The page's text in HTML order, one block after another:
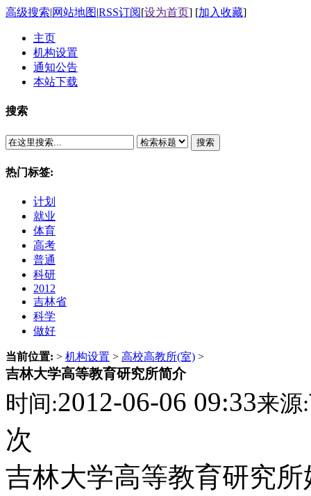
高级搜索|网站地图|RSS订阅[设为首页] [加入收藏]
主页
机构设置
通知公告
本站下载
搜索
搜索
热门标签:
计划
就业
体育
高考
普通
科研
2012
吉林省
科学
做好
当前位置: > 机构设置 > 高校高教所(室) >
吉林大学高等教育研究所简介
时间:2012-06-06 09:33来源:
次
吉林大学高等教育研究